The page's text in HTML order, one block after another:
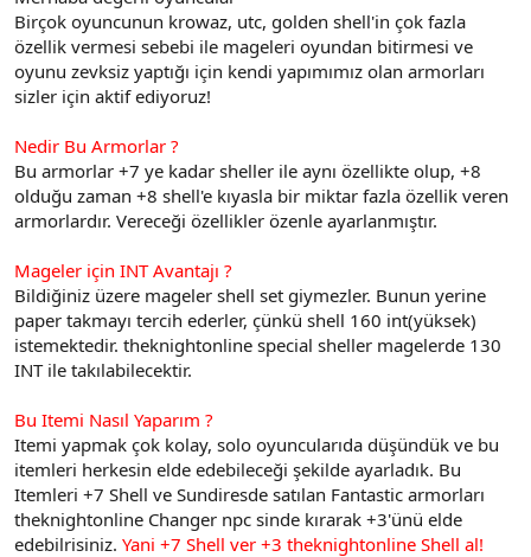
t
a
n
i
h
i
Birçok oyuncunun krowaz, utc, golden shell'in çok fazla
özellik vermesi sebebi ile mageleri oyundan bitirmesi ve
oyunu zevksiz yaptığı için kendi yapımımız olan armorları
sizler için aktif ediyoruz!
Nedir Bu Armorlar ?
Bu armorlar +7 ye kadar sheller ile aynı özellikte olup, +8
olduğu zaman +8 shell'e kıyasla bir miktar fazla özellik veren
armorlardır. Vereceği özellikler özenle ayarlanmıştır.
Mageler için INT Avantajı ?
Bildiğiniz üzere mageler shell set giymezler. Bunun yerine
paper takmayı tercih ederler, çünkü shell 160 int(yüksek)
istemektedir. theknightonline special sheller magelerde 130
INT ile takılabilecektir.
Bu Itemi Nasıl Yaparım ?
Itemi yapmak çok kolay, solo oyuncularıda düşündük ve bu
itemleri herkesin elde edebileceği şekilde ayarladık. Bu
Itemleri +7 Shell ve Sundiresde satılan Fantastic armorları
theknightonline Changer npc sinde kırarak +3'ünü elde
edebilrisiniz. Yani +7 Shell ver +3 theknightonline Shell al!